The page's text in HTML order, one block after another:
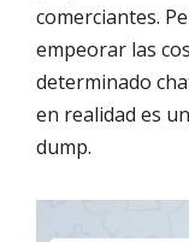
comerciantes.
empeorar las
determinado
en realidad es
dump.